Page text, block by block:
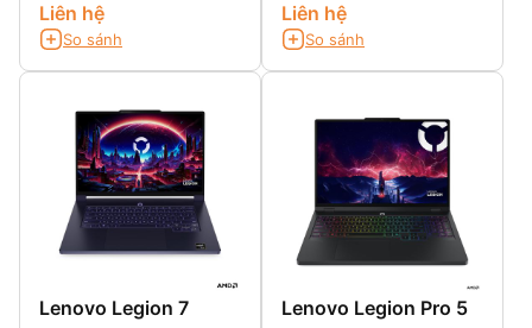
Liên hệ
So sánh
Liên hệ
So sánh
Lenovo Legion 7
Lenovo Legion Pro 5